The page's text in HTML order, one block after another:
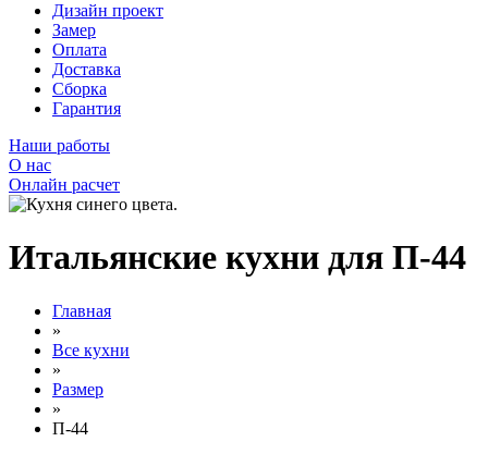
Дизайн проект
Замер
Оплата
Доставка
Сборка
Гарантия
Наши работы
О нас
Онлайн расчет
Итальянские кухни для П-44
Главная
»
Все кухни
»
Размер
»
П-44